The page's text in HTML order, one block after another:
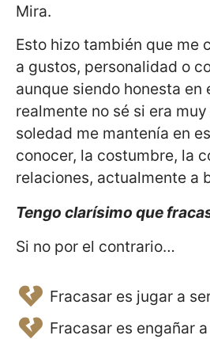
Mira.
Esto hizo también que me
a gustos, personalidad o
aunque siendo honesta
realmente no sé si era
soledad me mantenía en
conocer, la costumbre, la
relaciones, actualmente a
Tengo clarísimo que
Si no por el contrario…
Fracasar es jugar a
Fracasar es engañar